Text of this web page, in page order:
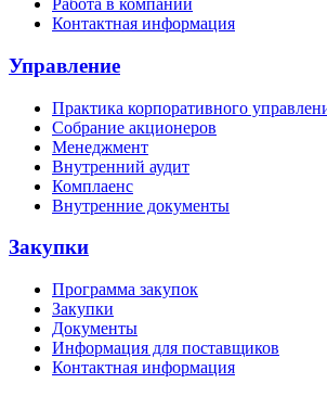
Работа в компании
Контактная информация
Управление
Практика корпоративного
Собрание акционеров
Менеджмент
Внутренний аудит
Комплаенс
Внутренние документы
Закупки
Программа закупок
Закупки
Документы
Информация для поставщиков
Контактная информация